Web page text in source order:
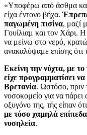
«Υποφέρω από άσθμα και
είχα έντονο βήχα.
παγωμένη πισίνα, μαζί
Γουίλιαμ και τον Χάρι.
να μείνω στο νερό,
ανακαλύψαμε επίσης ότι
Εκείνη την νύχτα, με
είχε προγραμματίσει
Βρετανία. Ωστόσο, πριν
νοσοκομείο για να πάρει
οξυγόνο της, τής είπαν ότι
με τόσο χαμηλά
νοσηλεία.